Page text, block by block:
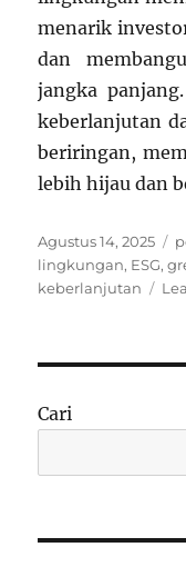
menarik
dan
jangka
keberlanjutan
beriringan,
lebih hijau dan
Posted
on
Agustus 14, 2025
lingkungan, ESG,
keberlanjutan
Cari